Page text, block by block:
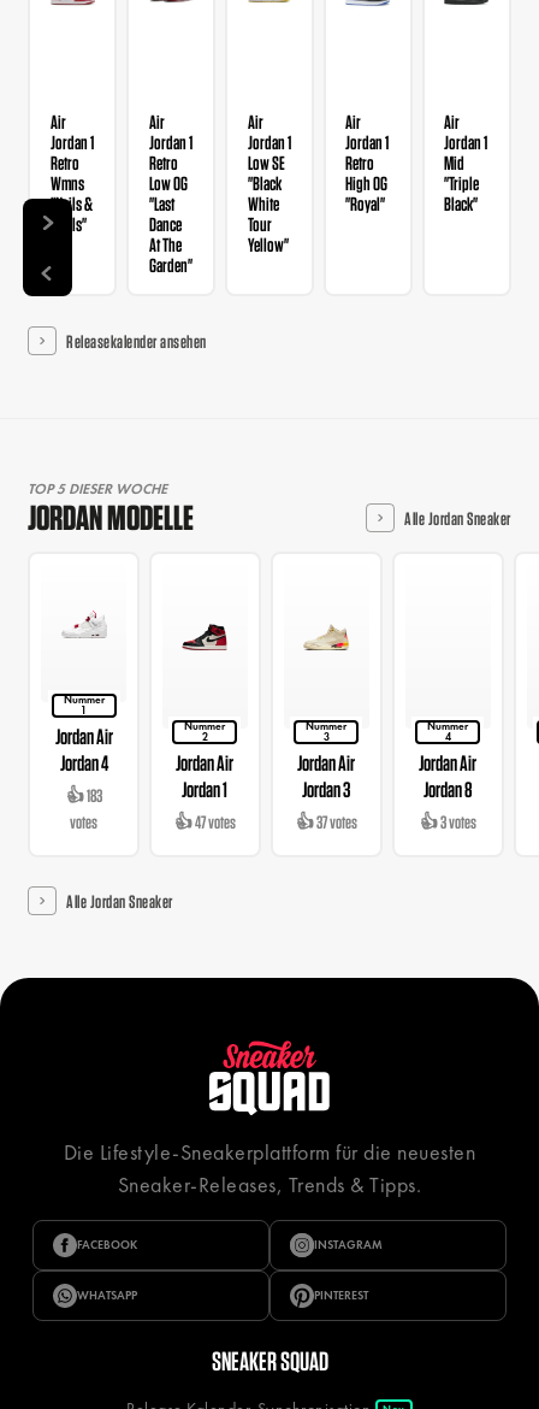
Air
Jordan 1
Retro
Wmns
"Nails &
Grails"
Air
Jordan 1
Retro
Low OG
"Last
Dance
At The
Garden"
Air
Jordan 1
Low SE
"Black
White
Tour
Yellow"
Air
Jordan 1
Retro
High OG
"Royal"
Air
Jordan 1
Mid
"Triple
Black"
Releasekalender ansehen
TOP 5 DIESER WOCHE
JORDAN MODELLE Alle Jordan Sneaker
Nummer
1
Jordan Air
Jordan 4
👍 183
votes
Nummer
2
Jordan Air
Jordan 1
👍 47 votes
Nummer
3
Jordan Air
Jordan 3
👍 37 votes
Nummer
4
Jordan Air
Jordan 8
👍 3 votes
Alle Jordan Sneaker
Die Lifestyle-Sneakerplattform für die neuesten
Sneaker-Releases, Trends & Tipps.
FACEBOOK INSTAGRAM
WHATSAPP PINTEREST
SNEAKER SQUAD